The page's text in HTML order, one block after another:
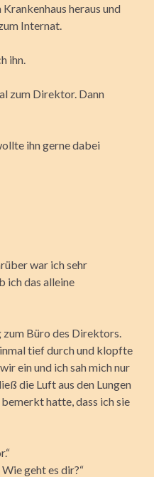
heraus und
Internat.
ihn.
zum Direktor. Dann
ihn gerne dabei
war ich sehr
ich das alleine
Büro des Direktors.
tief durch und klopfte
ein und ich sah mich nur
die Luft aus den Lungen
hatte, dass ich sie
geht es dir?“